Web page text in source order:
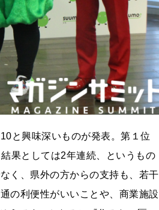
と興味深いものが発表。第１位
果としては2年連続、というもの
く、県外の方からの支持も、若干
の利便性がいいことや、商業施設